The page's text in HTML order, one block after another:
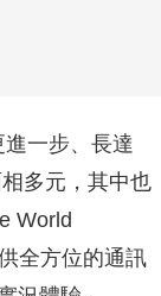
一步、長達
多元，其中也
World
全方位的通訊